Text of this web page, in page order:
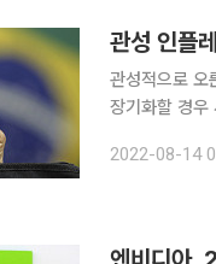
관성 인플
관성적으로
장기화할 경우
이면서 우려가
2022-08-14